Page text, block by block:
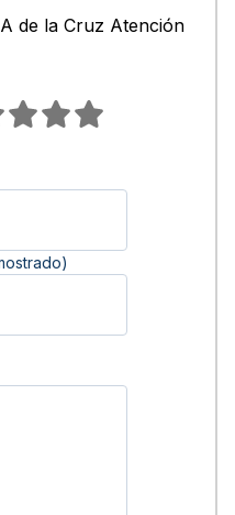
de la Cruz Atención